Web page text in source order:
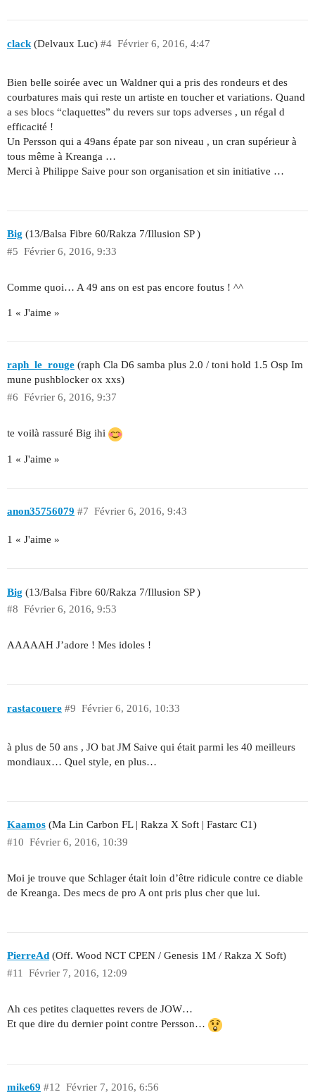
clack (Delvaux Luc) Février 6, 2016, 4:47
#4
Bien belle soirée avec un Waldner qui a pris des rondeurs et des
courbatures mais qui reste un artiste en toucher et variations. Quand
a ses blocs “claquettes” du revers sur tops adverses , un régal d
efficacité !
Un Persson qui a 49ans épate par son niveau , un cran supérieur à
tous même à Kreanga …
Merci à Philippe Saive pour son organisation et sin initiative …
Big (13/Balsa Fibre 60/Rakza 7/Illusion SP )
Février 6, 2016, 9:33
#5
Comme quoi… A 49 ans on est pas encore foutus ! ^^
1 « J'aime »
raph_le_rouge (raph Cla D6 samba plus 2.0 / toni hold 1.5 Osp Im
mune pushblocker ox xxs)
Février 6, 2016, 9:37
#6
te voilà rassuré Big ihi
1 « J'aime »
anon35756079 Février 6, 2016, 9:43
#7
1 « J'aime »
Big (13/Balsa Fibre 60/Rakza 7/Illusion SP )
Février 6, 2016, 9:53
#8
AAAAAH J’adore ! Mes idoles !
rastacouere Février 6, 2016, 10:33
#9
à plus de 50 ans , JO bat JM Saive qui était parmi les 40 meilleurs
mondiaux… Quel style, en plus…
Kaamos (Ma Lin Carbon FL | Rakza X Soft | Fastarc C1)
Février 6, 2016, 10:39
#10
Moi je trouve que Schlager était loin d’être ridicule contre ce diable
de Kreanga. Des mecs de pro A ont pris plus cher que lui.
PierreAd (Off. Wood NCT CPEN / Genesis 1M / Rakza X Soft)
Février 7, 2016, 12:09
#11
Ah ces petites claquettes revers de JOW…
Et que dire du dernier point contre Persson…
mike69 Février 7, 2016, 6:56
#12